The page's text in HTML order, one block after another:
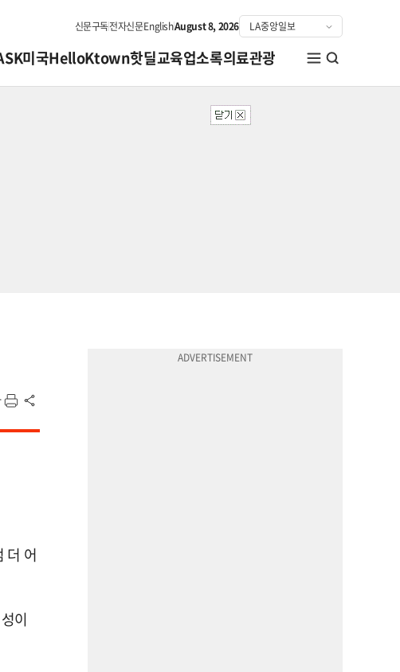
신문구독전자신문EnglishAugust 8, 2026
미국HelloKtown핫딜교육업소록의료관광
더 어
이